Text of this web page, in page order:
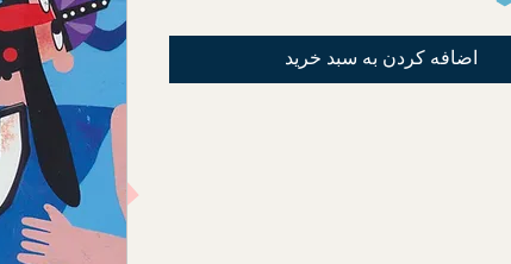
اضافه کردن به سبد خرید